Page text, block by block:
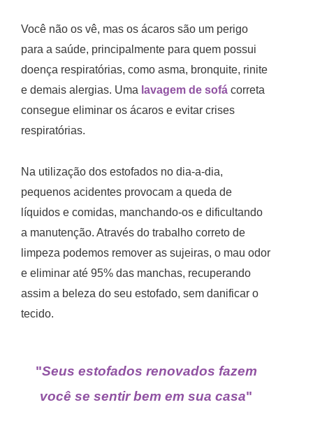
Você não os vê, mas os ácaros são um perigo
para a saúde, principalmente para quem possui
doença respiratórias, como asma, bronquite, rinite
e demais alergias. Uma lavagem de sofá correta
consegue eliminar os ácaros e evitar crises
respiratórias.
Na utilização dos estofados no dia-a-dia,
pequenos acidentes provocam a queda de
líquidos e comidas, manchando-os e dificultando
a manutenção. Através do trabalho correto de
limpeza podemos remover as sujeiras, o mau odor
e eliminar até 95% das manchas, recuperando
assim a beleza do seu estofado, sem danificar o
tecido.
"Seus estofados renovados fazem
você se sentir bem em sua casa"